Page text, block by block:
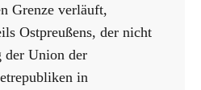
Grenze verläuft,
Ostpreußens, der nicht
der Union der
in